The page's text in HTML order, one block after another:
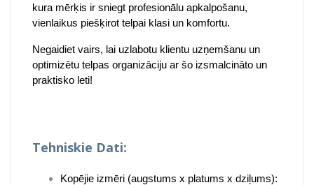
kura mērķis ir sniegt profesionālu apkalpošanu,
vienlaikus piešķirot telpai klasi un komfortu.
Negaidiet vairs, lai uzlabotu klientu uzņemšanu un
optimizētu telpas organizāciju ar šo izsmalcināto un
praktisko leti!
Tehniskie Dati:
Kopējie izmēri (augstums x platums x dziļums):